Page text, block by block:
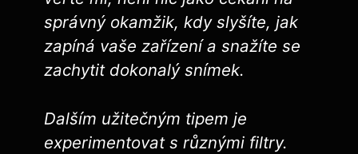
správný okamžik, kdy slyšíte, jak
zapíná vaše zařízení a snažíte se
zachytit dokonalý snímek.
Dalším⁤ užitečným tipem je
experimentovat s‌ různými filtry.